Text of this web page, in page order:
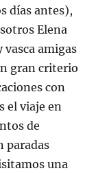
días antes),
Elena
amigas
gran criterio
con
el viaje en
de
paradas
una